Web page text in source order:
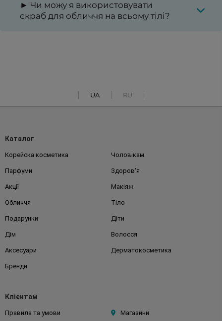
► Чи можу я використовувати
скраб для обличчя на всьому тілі?
UA RU
Каталог
Корейска косметика Чоловікам
Парфуми Здоров'я
Акції Макіяж
Обличчя Тіло
Подарунки Діти
Дім Волосся
Аксесуари Дерматокосметика
Бренди
Клієнтам
Правила та умови Магазини